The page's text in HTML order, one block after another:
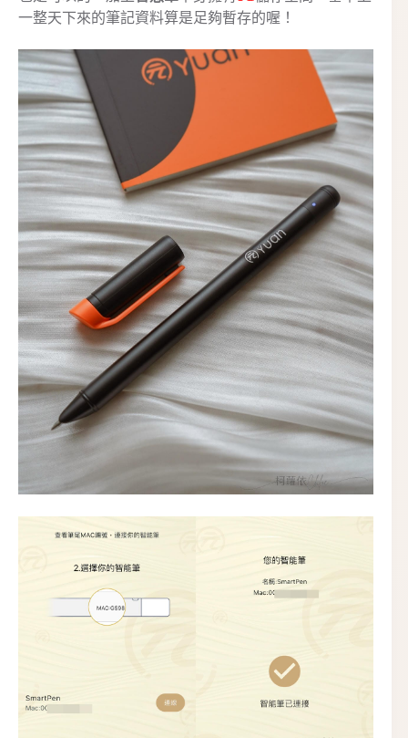
一整天下來的筆記資料算是足夠暫存的喔！